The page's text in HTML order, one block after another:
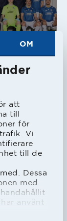
OM
att
till
för
Vi
till de
Dessa
med
använt